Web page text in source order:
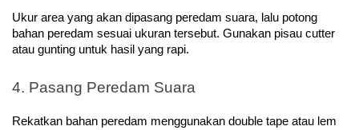
Ukur area yang akan dipasang peredam suara, lalu potong
bahan peredam sesuai ukuran tersebut. Gunakan pisau cutter
atau gunting untuk hasil yang rapi.
4. Pasang Peredam Suara
Rekatkan bahan peredam menggunakan double tape atau lem